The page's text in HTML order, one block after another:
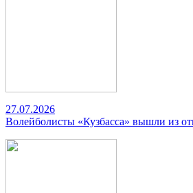
27.07.2026
Волейболисты «Кузбасса» вышли из